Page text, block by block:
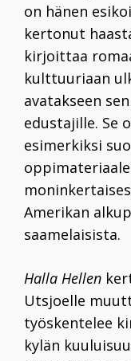
on hänen
kertonut
kirjoittaa
kulttuuriaan
avatakseen
edustajille. Se
esimerkiksi
Amerikan
saamelaisista.
Halla Hellen
Utsjoelle
työskentelee
kylän